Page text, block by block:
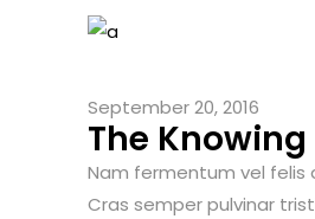
September 20, 2016
The Knowing
Nam fermentum vel felis
Cras semper pulvinar